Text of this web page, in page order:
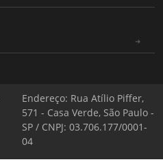
Endereço: Rua Atílio Piffer,
571 - Casa Verde, São Paulo -
SP / CNPJ: 03.706.177/0001-
04